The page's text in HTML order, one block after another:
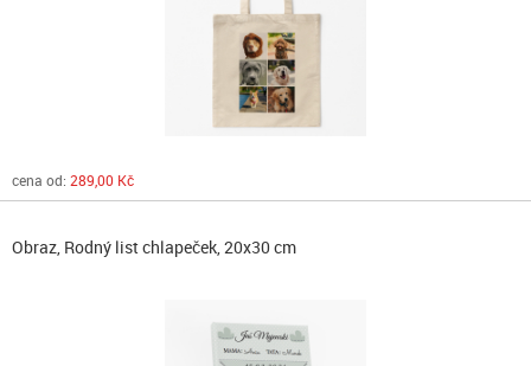
cena od: 289,00 Kč
Obraz, Rodný list chlapeček, 20x30 cm